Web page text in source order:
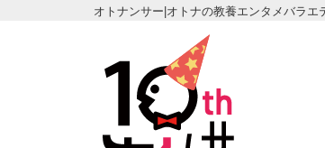
オトナンサー|オトナの教養エンタメバラエ